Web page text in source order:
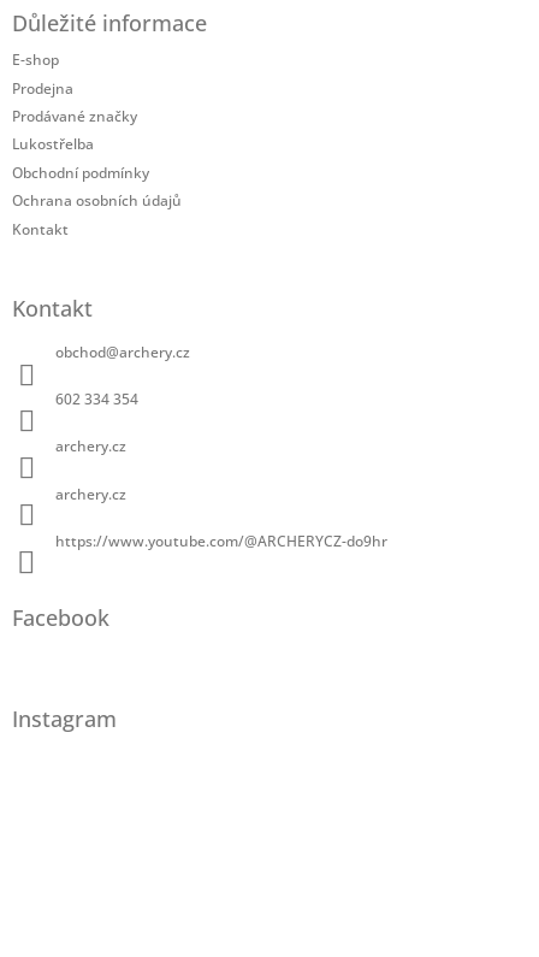
Důležité informace
E-shop
Prodejna
Prodávané značky
Lukostřelba
Obchodní podmínky
Ochrana osobních údajů
Kontakt
Kontakt
obchod@archery.cz
602 334 354
archery.cz
archery.cz
https://www.youtube.com/@ARCHERYCZ-do9hr
Facebook
Instagram